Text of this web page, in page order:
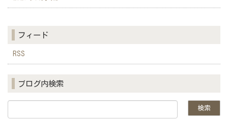
フィード
RSS
ブログ内検索